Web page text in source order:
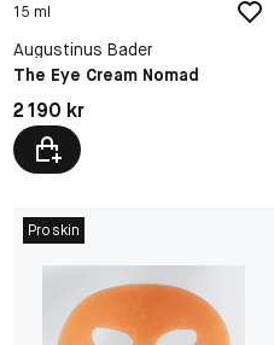
15 ml
Augustinus Bader
The Eye Cream Nomad
Pris: 2 190 kr
2 190 kr
Proskin